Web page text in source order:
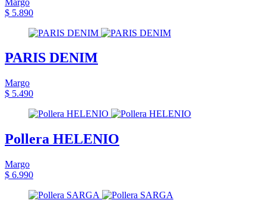
$ 5.890
PARIS DENIM
Margo
$ 5.490
Pollera HELENIO
Margo
$ 6.990